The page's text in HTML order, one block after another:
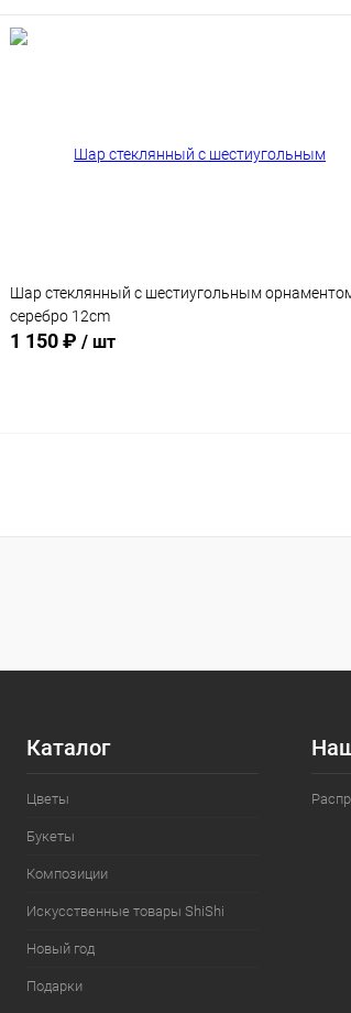
Подписаться
Шар стеклянный с шестиугольным
серебро 12cm
1 150 ₽ / шт
Каталог
Цветы
Букеты
Композиции
Искусственные товары ShiShi
Новый год
Подарки